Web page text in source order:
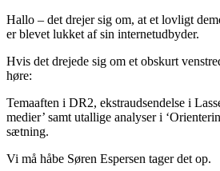
Hallo – det drejer sig om, at et lovligt
er blevet lukket af sin internetudbyder.
Hvis det drejede sig om et obskurt
høre:
Temaaften i DR2, ekstraudsendelse i
medier’ samt utallige analyser i
sætning.
Vi må håbe Søren Espersen tager det op.